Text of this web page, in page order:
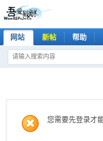
网站 新帖 帮助
您需要先登录才